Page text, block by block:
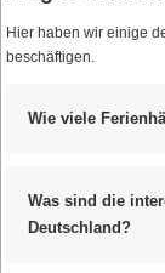
Hier haben wir einige
beschäftigen.
Wie viele
Was sind die
Deutschland?